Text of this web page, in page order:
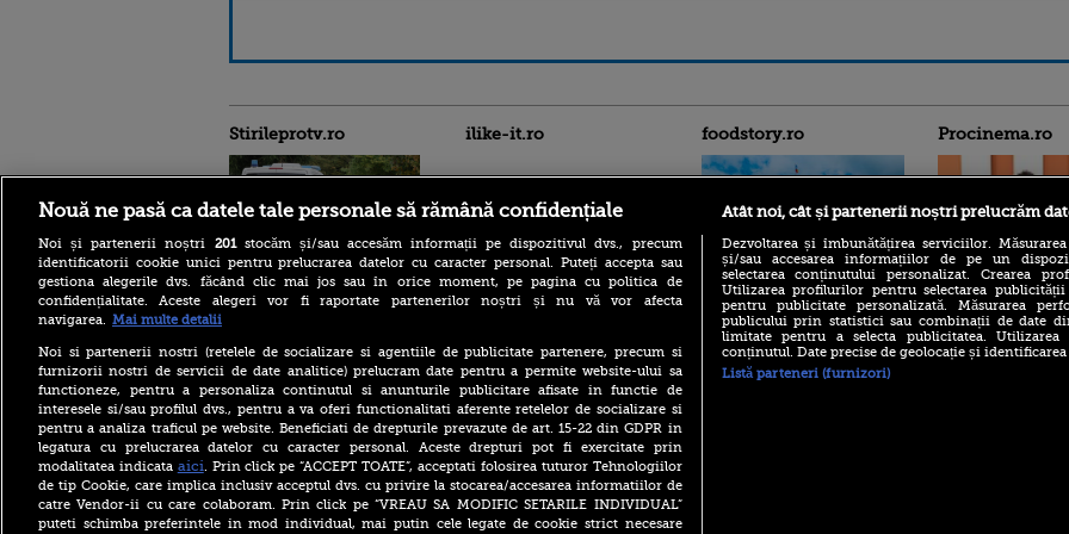
Stirileprotv.ro
Reacția MAE după ce o
româncă a fost arestată în
Alerta West Nile: două
persoane au murit, iar
numărul cazurilor a ajuns la
10. Măsurile de protecție
împotriva țânțarilor
Ce le-a spus Donald Trump
donatorilor despre
succesorul său pentru
alegerile din 2028. Pe cine a
ales între Rubio și Vance
ilike-it.ro foodstory.ro
(P) Descoperă Lumea
Evenimentelor din România
cu Transilvania Events!
(P) Raku, gaming intens și o
Procinema.ro
Emoții intense
Sebastian Stan!
Annabelle, l-a
Nouă ne pasă ca datele tale personale să rămână confidențiale
Noi și partenerii noștri 201stocăm și/sau accesăm informații pe dispozitivul dvs., precum
identificatorii cookie unici pentru prelucrarea datelor cu caracter personal. Puteți accepta sau
gestiona alegerile dvs. făcând clic mai jos sau în orice moment, pe pagina cu politica de
confidențialitate. Aceste alegeri vor fi raportate partenerilor noștri și nu vă vor afecta
navigarea. Mai multe detalii
Noi si partenerii nostri (retelele de socializare si agentiile de publicitate partenere, precum si
furnizorii nostri de servicii de date analitice) prelucram date pentru a permite website-ului sa
functioneze, pentru a personaliza continutul si anunturile publicitare afisate in functie de
interesele si/sau profilul dvs., pentru a va oferi functionalitati aferente retelelor de socializare si
pentru a analiza traficul pe website. Beneficiati de drepturile prevazute de art. 15-22 din GDPR in
legatura cu prelucrarea datelor cu caracter personal. Aceste drepturi pot fi exercitate prin
modalitatea indicata aici. Prin click pe “ACCEPT TOATE”, acceptati folosirea tuturor Tehnologiilor
de tip Cookie, care implica inclusiv acceptul dvs. cu privire la stocarea/accesarea informatiilor de
catre Vendor-ii cu care colaboram. Prin click pe “VREAU SA MODIFIC SETARILE INDIVIDUAL”
puteti schimba preferintele in mod individual, mai putin cele legate de cookie strict necesare
Atât noi, cât și partenerii noștri prelucrăm
Dezvoltarea și îmbunătățirea serviciilor.
și/sau accesarea informațiilor de pe un
selectarea conținutului personalizat. Crearea
Utilizarea profilurilor pentru selectarea
pentru publicitate personalizată. Măsurarea
publicului prin statistici sau combinații de date
limitate pentru a selecta publicitatea.
conținutul. Date precise de geolocație și
Listă parteneri (furnizori)